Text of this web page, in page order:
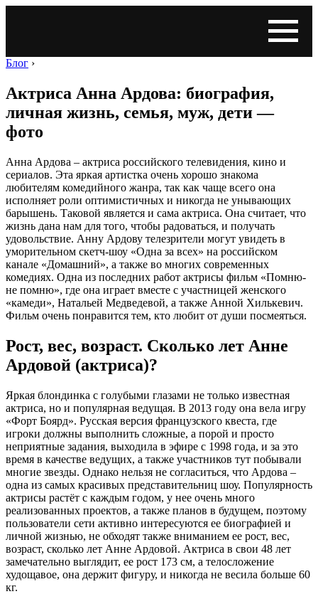
Блог ›
Актриса Анна Ардова: биография,
личная жизнь, семья, муж, дети —
фото
Анна Ардова – актриса российского телевидения, кино и
сериалов. Эта яркая артистка очень хорошо знакома
любителям комедийного жанра, так как чаще всего она
исполняет роли оптимистичных и никогда не унывающих
барышень. Таковой является и сама актриса. Она считает, что
жизнь дана нам для того, чтобы радоваться, и получать
удовольствие. Анну Ардову телезрители могут увидеть в
уморительном скетч-шоу «Одна за всех» на российском
канале «Домашний», а также во многих современных
комедиях. Одна из последних работ актрисы фильм «Помню-
не помню», где она играет вместе с участницей женского
«камеди», Натальей Медведевой, а также Анной Хилькевич.
Фильм очень понравится тем, кто любит от души посмеяться.
Рост, вес, возраст. Сколько лет Анне
Ардовой (актриса)?
Яркая блондинка с голубыми глазами не только известная
актриса, но и популярная ведущая. В 2013 году она вела игру
«Форт Боярд». Русская версия французского квеста, где
игроки должны выполнить сложные, а порой и просто
неприятные задания, выходила в эфире с 1998 года, и за это
время в качестве ведущих, а также участников тут побывали
многие звезды. Однако нельзя не согласиться, что Ардова –
одна из самых красивых представительниц шоу. Популярность
актрисы растёт с каждым годом, у нее очень много
реализованных проектов, а также планов в будущем, поэтому
пользователи сети активно интересуются ее биографией и
личной жизнью, не обходят также вниманием ее рост, вес,
возраст, сколько лет Анне Ардовой. Актриса в свои 48 лет
замечательно выглядит, ее рост 173 см, а телосложение
худощавое, она держит фигуру, и никогда не весила больше 60
кг.